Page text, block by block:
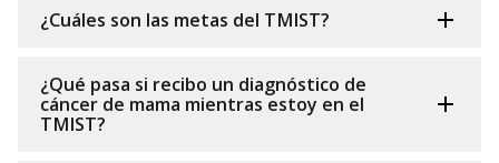
¿Cuáles son las metas del TMIST?
¿Qué pasa si recibo un diagnóstico de
cáncer de mama mientras estoy en el
TMIST?